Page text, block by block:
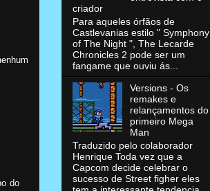
do
criador
Para aqueles órfãos de
Castlevanias estilo " Symphony
of The Night ", The Lecarde
Chronicles 2 pode ser um
fangame que ouviu ás...
Versions - Os
remakes e
relançamentos do
primeiro Mega
Man
Traduzido pelo colaborador
Henrique Toda vez que a
Capcom decide celebrar o
sucesso de Street figher eles